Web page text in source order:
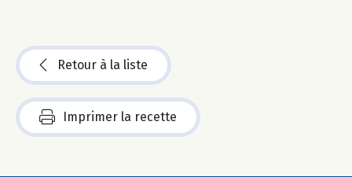
Retour à la liste
Imprimer la recette